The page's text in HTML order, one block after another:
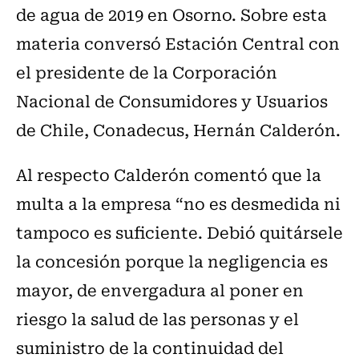
de agua de 2019 en Osorno. Sobre esta
materia conversó Estación Central con
el presidente de laCorporación
Nacional de Consumidores y Usuarios
de Chile, Conadecus, Hernán Calderón.
Al respecto Calderón comentó que la
multa a la empresa “no es desmedida ni
tampoco es suficiente. Debió quitársele
la concesión porque la negligencia es
mayor, de envergadura al poner en
riesgo la salud de las personas y el
suministro de la continuidad del